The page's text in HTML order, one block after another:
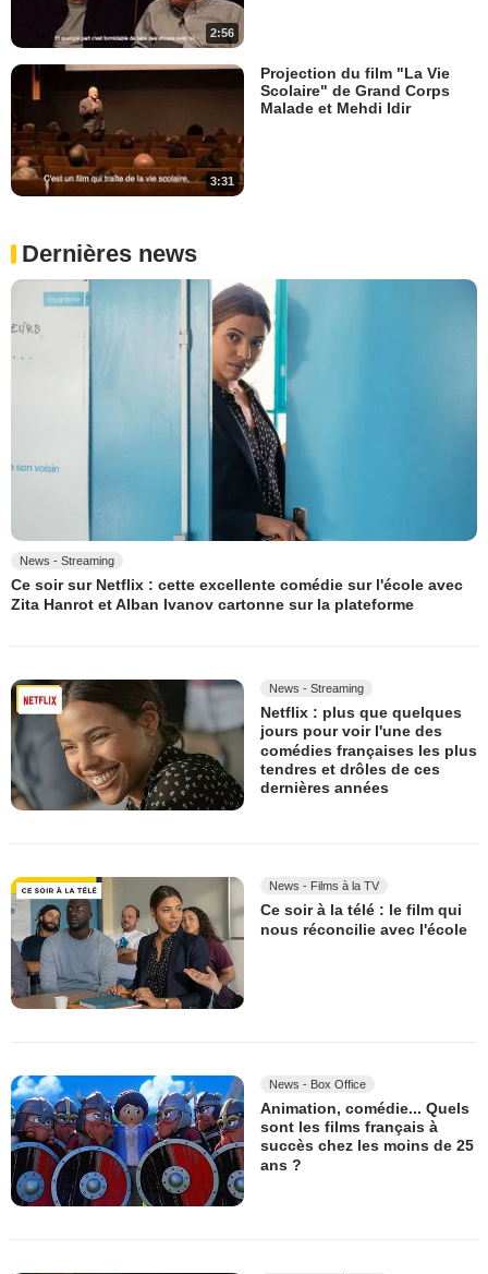
2:56
3:31
Projection du film "La Vie
Scolaire" de Grand Corps
Malade et Mehdi Idir
Dernières news
News - Streaming
Ce soir sur Netflix : cette excellente comédie sur l'école avec
Zita Hanrot et Alban Ivanov cartonne sur la plateforme
News - Streaming
Netflix : plus que quelques
jours pour voir l'une des
comédies françaises les plus
tendres et drôles de ces
dernières années
News - Films à la TV
Ce soir à la télé : le film qui
nous réconcilie avec l'école
News - Box Office
Animation, comédie... Quels
sont les films français à
succès chez les moins de 25
ans ?